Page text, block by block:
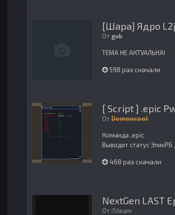
[Шара] Ядро
Отgvb
ТЕМА НЕ АКТУАЛЬНА!
598 раз скачали
[ Script ] .epic
ОтDemoncool
Команда .epic
Выводит статус
468 раз скачали
NextGen LAST
От iSteam